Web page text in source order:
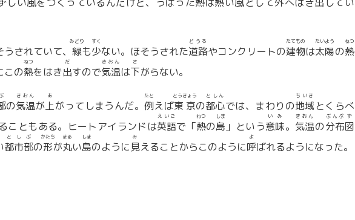
されていて、 緑
みどり
も少
すく
ない。ほそうされた道路
どうろ
やコンクリートの建物
たてもの
は太陽
たいよう
の熱
ねつ
この熱
ねつ
をはき出
だ
すので気温
きおん
は下
さ
がらない。
の気温
きおん
が上
あ
がってしまうんだ。 例
たと
えば東京
とうきょう
の都心
としん
では、まわりの地域
ちいき
とくらべ
こともある。ヒートアイランドは英語
えいご
で「熱
ねつ
の島
しま
」という意味
いみ
。 気温
きおん
の分布
ぶんぷ
図
ず
都市部
としぶ
の形
かたち
が丸
まる
い島
しま
のように見
み
えることからこのように呼
よ
ばれるようになった。